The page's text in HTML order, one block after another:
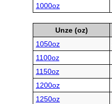
1000oz
Unze (oz)
1050oz
1100oz
1150oz
1200oz
1250oz